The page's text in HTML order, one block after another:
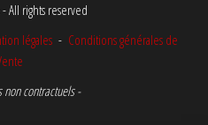
All rights reserved
légales - Conditions générales de
contractuels -